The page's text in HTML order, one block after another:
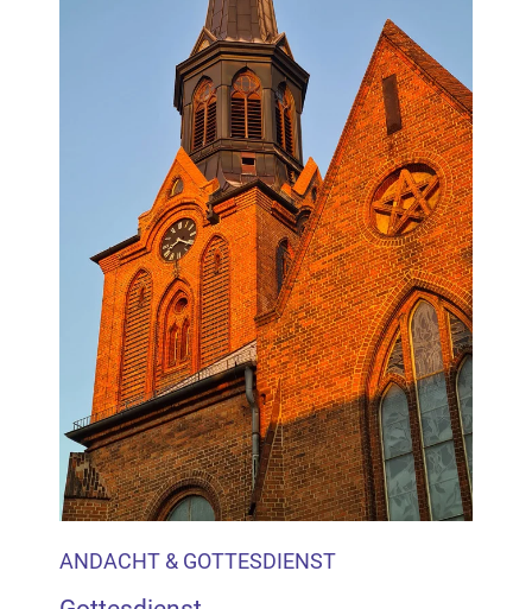
ANDACHT & GOTTESDIENST